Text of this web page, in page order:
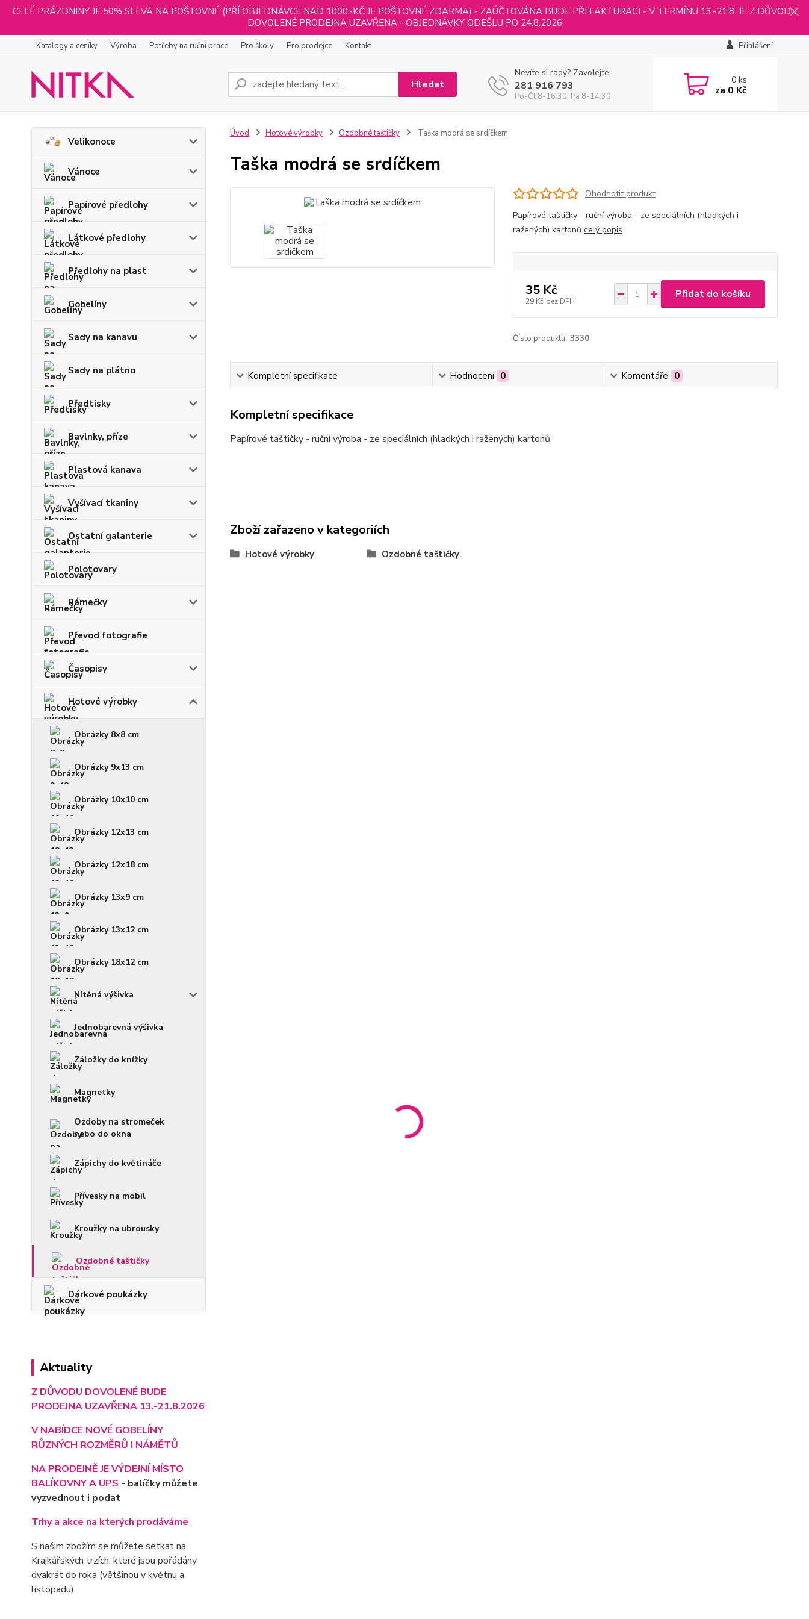
CELÉ PRÁZDNINY JE 50% SLEVA NA POŠTOVNÉ (PŘÍ OBJEDNÁVCE NAD 1000,-KČ JE POŠTOVNÉ ZDARMA) - ZAÚČTOVÁNA BUDE PŘI FAKTURACI - V TERMÍNU 13.-21.8. JE Z DŮVODU
DOVOLENÉ PRODEJNA UZAVŘENA - OBJEDNÁVKY ODEŠLU PO 24.8.2026
Katalogy a ceníky Výroba Potřeby na ruční práce Pro školy Pro prodejce Kontakt Přihlášení
Hledat
Nevíte si rady? Zavolejte.
281 916 793
Po-Čt 8-16:30, Pá 8-14:30
0ks
za 0 Kč
Velikonoce
Vánoce
Papírové předlohy
Látkové předlohy
Předlohy na plast
Gobelíny
Sady na kanavu
Sady na plátno
Předtisky
Bavlnky, příze
Plastová kanava
Vyšívací tkaniny
Ostatní galanterie
Polotovary
Rámečky
Převod fotografie
Časopisy
Hotové výrobky
Obrázky 8x8 cm
Obrázky 9x13 cm
Obrázky 10x10 cm
Obrázky 12x13 cm
Obrázky 12x18 cm
Obrázky 13x9 cm
Obrázky 13x12 cm
Obrázky 18x12 cm
Nítěná výšivka
Jednobarevná výšivka
Záložky do knížky
Magnetky
Ozdoby na stromeček
nebo do okna
Zápichy do květináče
Přívesky na mobil
Kroužky na ubrousky
Ozdobné taštičky
Dárkové poukázky
Aktuality
Z DŮVODU DOVOLENÉ BUDE
PRODEJNA UZAVŘENA 13.-21.8.2026
V NABÍDCE NOVÉ GOBELÍNY
RŮZNÝCH ROZMĚRŮ I NÁMĚTŮ
NA PRODEJNĚ JE VÝDEJNÍ MÍSTO
BALÍKOVNY A UPS - balíčky můžete
vyzvednout i podat
Trhy a akce na kterých prodáváme
S našim zbožím se můžete setkat na
Krajkářských trzích, které jsou pořádány
dvakrát do roka (většinou v květnu a
listopadu).
Úvod Hotové výrobky Ozdobné taštičky Taška modrá se srdíčkem
Taška modrá se srdíčkem
Ohodnotit produkt
Papírové taštičky - ruční výroba - ze speciálních (hladkých i
ražených) kartonů celý popis
35 Kč
29 Kč bez DPH
Přidat do košíku
Číslo produktu: 3330
Kompletní specifikace Hodnocení 0 Komentáře 0
Kompletní specifikace
Papírové taštičky - ruční výroba - ze speciálních (hladkých i ražených) kartonů
Zboží zařazeno v kategoriích
Hotové výrobky Ozdobné taštičky